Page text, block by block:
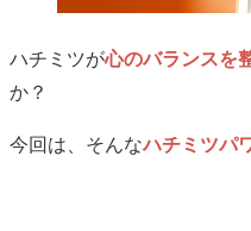
ハチミツが心のバランスを
か？
今回は、そんなハチミツパ